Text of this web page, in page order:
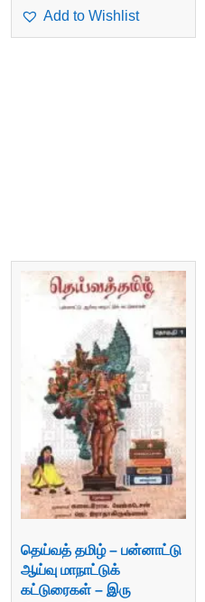
Add to Wishlist
தெய்வத் தமிழ் – பன்னாட்டு
ஆய்வு மாநாட்டுக்
கட்டுரைகள் – இரு